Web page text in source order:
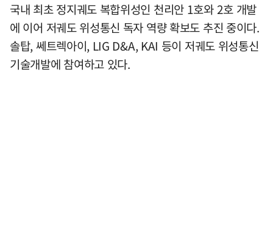
국내 최초 정지궤도 복합위성인 천리안 1호와 2호 개발
에 이어 저궤도 위성통신 독자 역량 확보도 추진 중이다.
솔탑, 쎄트렉아이, LIG D&A, KAI 등이 저궤도 위성통신
기술개발에 참여하고 있다.